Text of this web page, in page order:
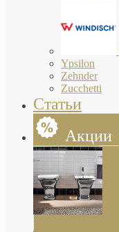
Ypsilon
Zehnder
Zucchetti
Статьи
Акции
Butterfly